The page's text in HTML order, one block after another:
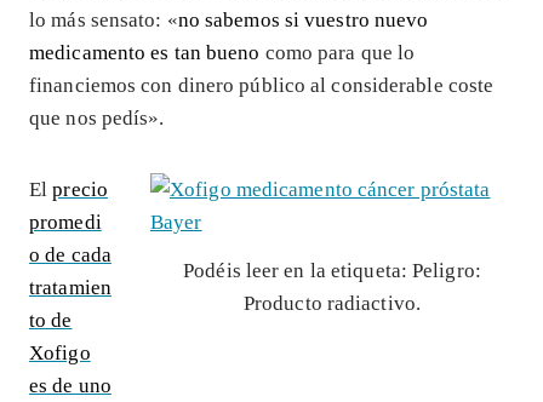
lo más sensato: «no sabemos si vuestro nuevo
medicamento es tan bueno como para que lo
financiemos con dinero público al considerable coste
que nos pedís».
Podéis leer en la etiqueta: Peligro:
Producto radiactivo.
Elprecio
promedi
o de cada
tratamien
to de
Xofigo
es de uno